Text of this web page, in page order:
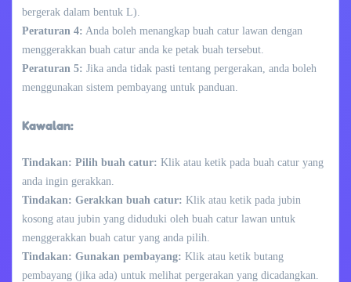
bergerak dalam bentuk L).
Peraturan 4: Anda boleh menangkap buah catur lawan dengan
menggerakkan buah catur anda ke petak buah tersebut.
Peraturan 5: Jika anda tidak pasti tentang pergerakan, anda boleh
menggunakan sistem pembayang untuk panduan.
Kawalan:
Tindakan: Pilih buah catur: Klik atau ketik pada buah catur yang
anda ingin gerakkan.
Tindakan: Gerakkan buah catur: Klik atau ketik pada jubin
kosong atau jubin yang diduduki oleh buah catur lawan untuk
menggerakkan buah catur yang anda pilih.
Tindakan: Gunakan pembayang: Klik atau ketik butang
pembayang (jika ada) untuk melihat pergerakan yang dicadangkan.